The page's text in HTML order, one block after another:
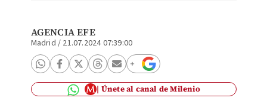
AGENCIA EFE
Madrid / 21.07.2024 07:39:00
Únete al canal de Milenio